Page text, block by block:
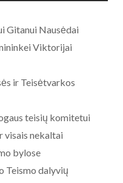
Gitanui Nausėdai
Viktorijai
ir Teisėtvarkos
teisių komitetui
visais nekaltai
bylose
Teismo dalyvių